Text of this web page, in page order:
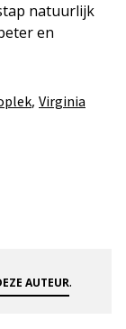
natuurlijk
en
, Virginia
AUTEUR.